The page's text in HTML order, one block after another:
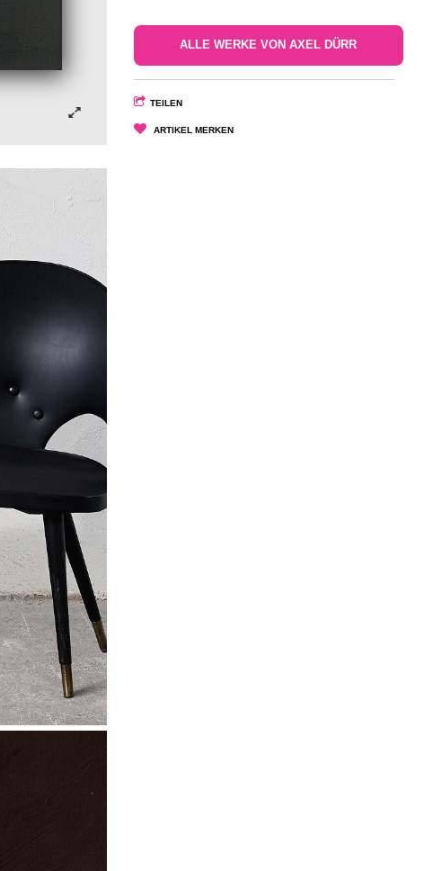
ALLE WERKE VON AXEL DÜRR
TEILEN
ARTIKEL MERKEN